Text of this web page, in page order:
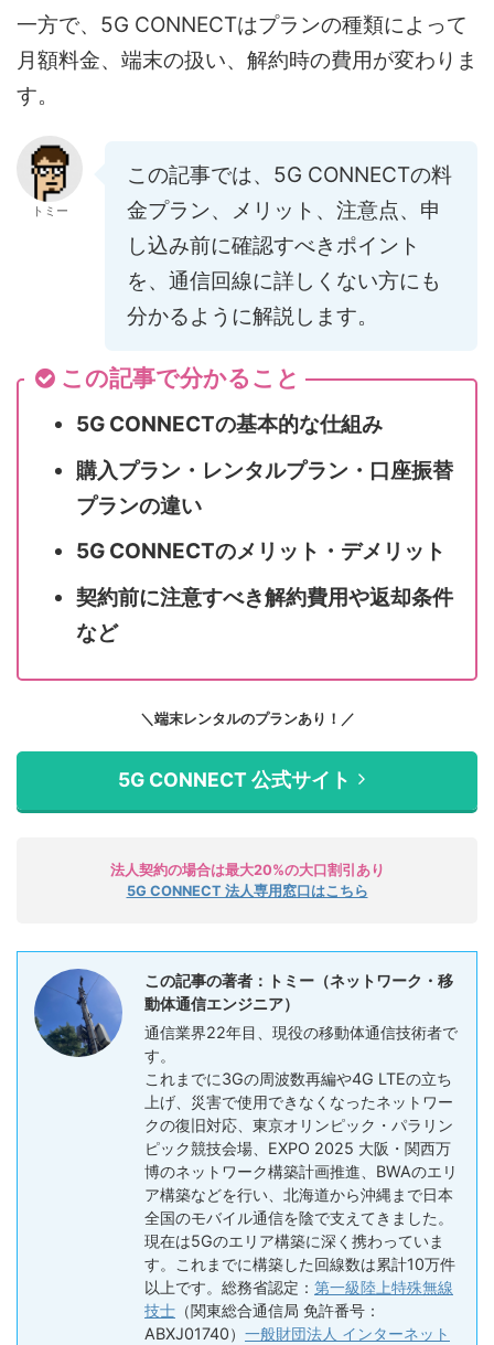
一方で、5G CONNECTはプランの種類によって
月額料金、端末の扱い、解約時の費用が変わりま
す。
トミー
この記事では、5G CONNECTの料
金プラン、メリット、注意点、申
し込み前に確認すべきポイント
を、通信回線に詳しくない方にも
分かるように解説します。
この記事で分かること
5G CONNECTの基本的な仕組み
購入プラン・レンタルプラン・口座振替
プランの違い
5G CONNECTのメリット・デメリット
契約前に注意すべき解約費用や返却条件
など
＼端末レンタルのプランあり！／
5G CONNECT 公式サイト
法人契約の場合は最大20%の大口割引あり
5G CONNECT 法人専用窓口はこちら
この記事の著者：トミー（ネットワーク・移
動体通信エンジニア）
通信業界22年目、現役の移動体通信技術者で
す。
これまでに3Gの周波数再編や4G LTEの立ち
上げ、災害で使用できなくなったネットワー
クの復旧対応、東京オリンピック・パラリン
ピック競技会場、EXPO 2025 大阪・関西万
博のネットワーク構築計画推進、BWAのエリ
ア構築などを行い、北海道から沖縄まで日本
全国のモバイル通信を陰で支えてきました。
現在は5Gのエリア構築に深く携わっていま
す。これまでに構築した回線数は累計10万件
以上です。総務省認定： 第一級陸上特殊無線
技士 （関東総合通信局 免許番号：
ABXJ01740） 一般財団法人 インターネット